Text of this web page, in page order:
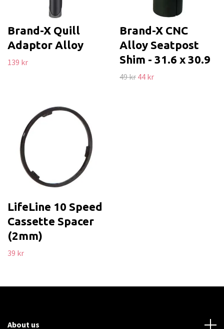
Brand-X Quill
Adaptor Alloy
139 kr
Brand-X CNC
Alloy Seatpost
Shim - 31.6 x 30.9
49 kr 44 kr
LifeLine 10 Speed
Cassette Spacer
(2mm)
39 kr
About us